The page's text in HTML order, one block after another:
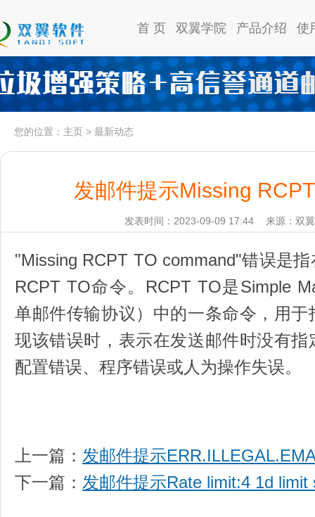
首 页 双翼学院 产品介绍 使
您的位置： 主页 > 最新动态
发邮件提示Missing
发表时间：2023-09-09 17:44 来源：双
"Missing RCPT TO command"错误是
RCPT TO命令。RCPT TO是Simple
单邮件传输协议）中的一条命令，用
现该错误时，表示在发送邮件时没有
配置错误、程序错误或人为操作失误。
上一篇： 发邮件提示
下一篇： 发邮件提示Rate limit:4 1d limit